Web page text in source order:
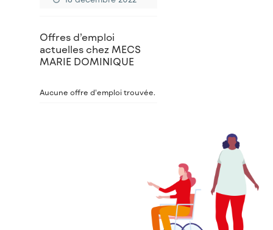
Offres d’emploi
actuelles chez MECS
MARIE DOMINIQUE
Aucune offre d’emploi trouvée.